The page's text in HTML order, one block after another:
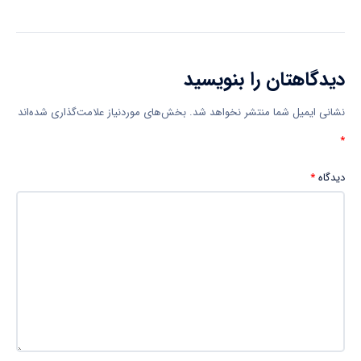
دیدگاهتان را بنویسید
نشانی ایمیل شما منتشر نخواهد شد. بخش‌های موردنیاز علامت‌گذاری شده‌اند
*
دیدگاه*